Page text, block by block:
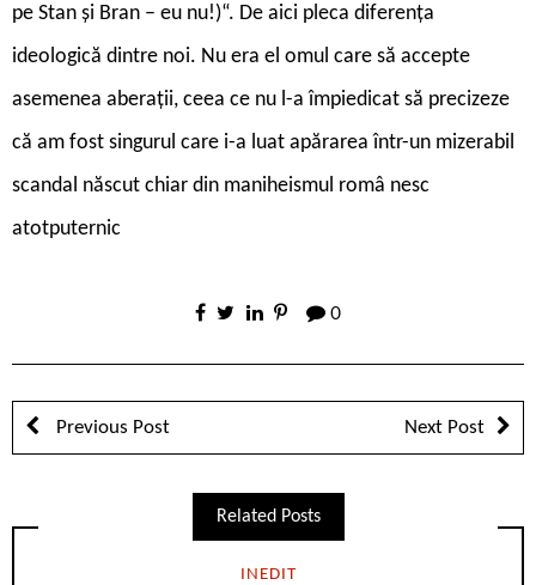
pe Stan și Bran – eu nu!)“. De aici pleca diferența
ideologică dintre noi. Nu era el omul care să accepte
asemenea aberații, ceea ce nu l-a împiedicat să precizeze
că am fost singurul care i-a luat apărarea într-un mizerabil
scandal născut chiar din maniheismul româ ­nesc
atotputernic
0
Previous Post Next Post
Related Posts
INEDIT